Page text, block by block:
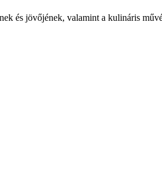
és jövőjének, valamint a kulináris